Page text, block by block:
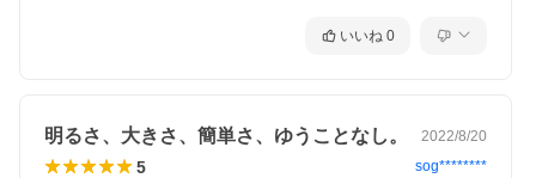
いいね 0
明るさ、大きさ、簡単さ、ゆうことなし。 2022/8/20
5 sog********